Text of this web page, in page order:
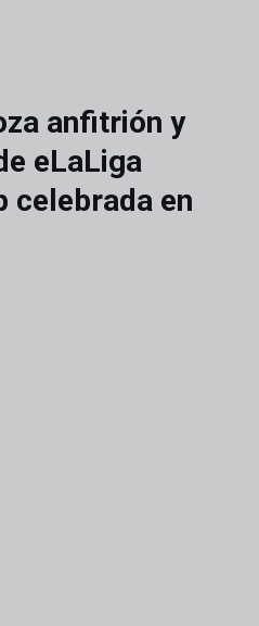
anfitrión y
eLaLiga
celebrada en